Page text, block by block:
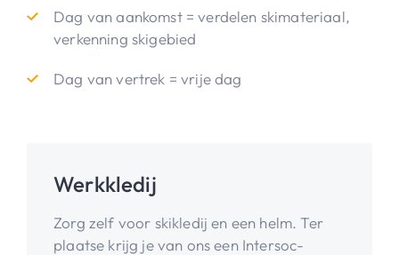
Dag van aankomst = verdelen skimateriaal,
verkenning skigebied
Dag van vertrek = vrije dag
Werkkledij
Zorg zelf voor skikledij en een helm. Ter
plaatse krijg je van ons een Intersoc-